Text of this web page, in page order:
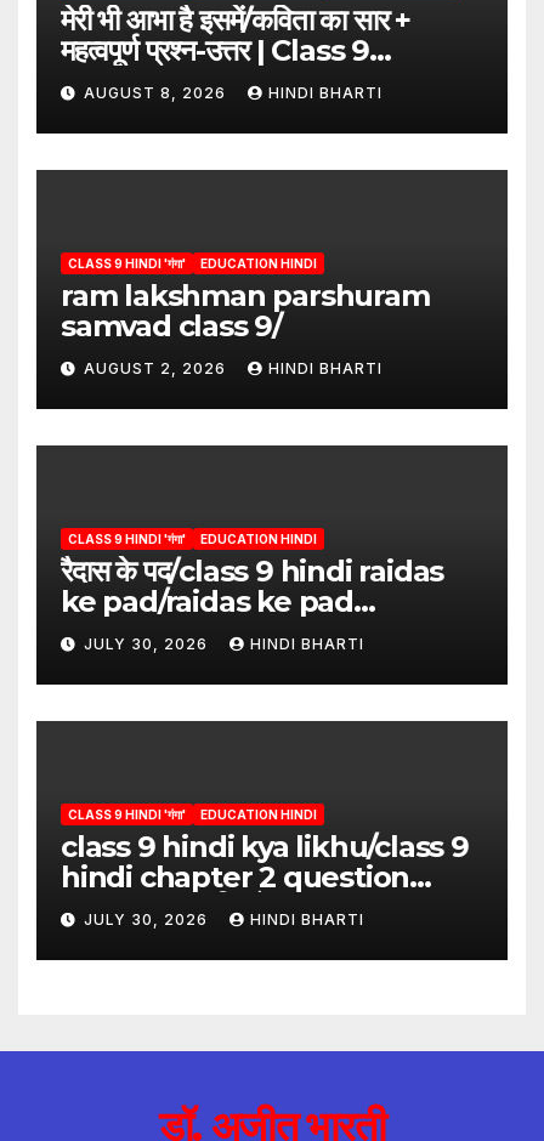
मेरी भी आभा है इसमें/कविता का सार +
महत्वपूर्ण प्रश्न-उत्तर | Class 9
Hindi”/meri bhi abha hai isme
question answers
AUGUST 8, 2026 HINDI BHARTI
CLASS 9 HINDI 'गंगा' EDUCATION HINDI
ram lakshman parshuram
samvad class 9/
AUGUST 2, 2026 HINDI BHARTI
CLASS 9 HINDI 'गंगा' EDUCATION HINDI
रैदास के पद/class 9 hindi raidas
ke pad/raidas ke pad
question answer/raidas ke
pad class 9
JULY 30, 2026 HINDI BHARTI
CLASS 9 HINDI 'गंगा' EDUCATION HINDI
class 9 hindi kya likhu/class 9
hindi chapter 2 question
answer/क्या लिखूँ-पदुमलाल/class 9
hindi
JULY 30, 2026 HINDI BHARTI
डॉ. अजीत भारती